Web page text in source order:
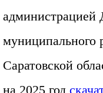
администрацией
муниципального
Саратовской
на 2025 год